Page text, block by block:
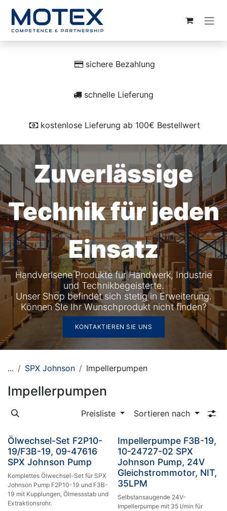
sichere Bezahlung
schnelle Lieferung
kostenlose Lieferung ab 100€ Bestellwert
Zuverlässige
Technik für jeden
Einsatz
Handverlsene Produkte für Handwerk, Industrie
und Technikbegeisterte.
Unser Shop befindet sich stetig in Erweiterung.
Können SIe Ihr Wunschprodukt nicht finden?
KONTAKTIEREN SIE UNS
... SPX Johnson Impellerpumpen
Impellerpumpen
Preisliste Sortieren nach
Ölwechsel-Set F2P10-
19/F3B-19, 09-47616
SPX Johnson Pump
Komplettes Ölwechsel-Set für SPX
Johnson Pump F2P10-19 und F3B-
19 mit Kupplungen, Ölmessstab und
Extraktionsrohr.
Impellerpumpe F3B-19,
10-24727-02 SPX
Johnson Pump, 24V
Gleichstrommotor, NIT,
35LPM
Selbstansaugende 24V-
Impellerpumpe mit 35 l/min für